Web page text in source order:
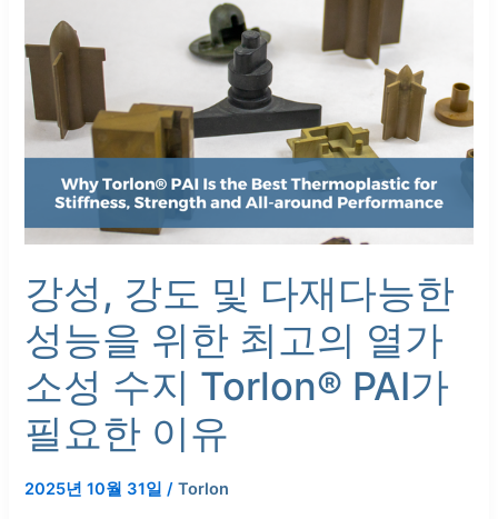
강성, 강도 및 다재다능한
성능을 위한 최고의 열가
소성 수지 Torlon® PAI가
필요한 이유
2025년 10월 31일/Torlon
도
및
다
재
성
을
위
한
최
고
의
가